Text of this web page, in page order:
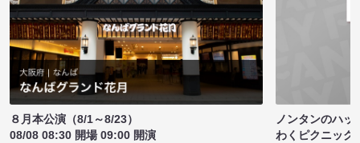
８月本公演（8/1～8/23）
08/08 08:30 開場 09:00 開演
ノンタンのハッ
わくピクニック